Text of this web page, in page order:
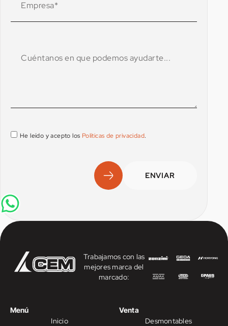
He leído y acepto los Políticas de privacidad.
ENVIAR
Trabajamos con las
mejores marca del
marcado:
Menú
Inicio
Venta
Desmontables